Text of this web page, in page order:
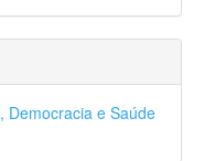
Democracia e Saúde